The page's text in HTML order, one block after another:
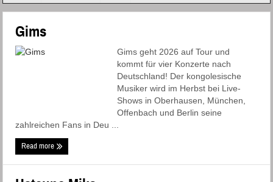
Gims
Gims geht 2026 auf Tour und
kommt für vier Konzerte nach
Deutschland! Der kongolesische
Musiker wird im Herbst bei Live-
Shows in Oberhausen, München,
Offenbach und Berlin seine
zahlreichen Fans in Deu ...
Read more